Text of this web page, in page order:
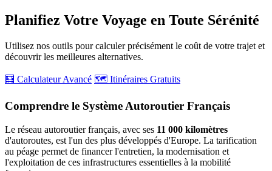
Planifiez Votre Voyage en Toute Sérénité
Utilisez nos outils pour calculer précisément le coût de votre trajet et
découvrir les meilleures alternatives.
🧮 Calculateur Avancé 🗺️ Itinéraires Gratuits
Comprendre le Système Autoroutier Français
Le réseau autoroutier français, avec ses 11 000 kilomètres
d'autoroutes, est l'un des plus développés d'Europe. La tarification
au péage permet de financer l'entretien, la modernisation et
l'exploitation de ces infrastructures essentielles à la mobilité